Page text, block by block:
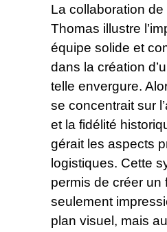
La collaboration de
Thomas illustre
équipe solide et
dans la création
telle envergure.
se concentrait sur
et la fidélité
gérait les aspects
logistiques. Cette
permis de créer un
seulement
plan visuel, mais